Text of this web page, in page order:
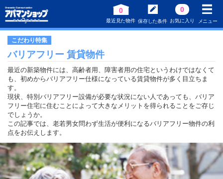
0
最近見た物件 保存した条件
0
お気に入り メニュー
こだわり特集
バリアフリー 賃貸物件
最近の新築物件には、高齢者用、障害者用の住宅というわけではなくて
も、初めからバリアフリー仕様になっている賃貸物件が多く目立ちま
す。
現状、特別バリアフリー設備が必要な状況にない人であっても、バリア
フリー住宅に住むことによって大きなメリットを得られることをご存じ
でしょうか。
この記事では、老若男女問わず生活が便利になるバリアフリー物件の利
点をお伝えします。